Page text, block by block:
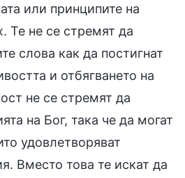
или принципите на
Те не се стремят да
слова как да постигнат
и отбягването на
не се стремят да
на Бог, така че да могат
удовлетворяват
Вместо това те искат да